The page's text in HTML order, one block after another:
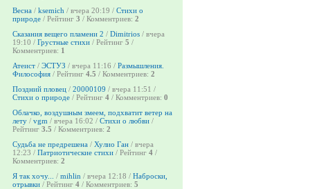
Весна / ksemich / вчера 20:19 / Стихи о
природе / Рейтинг 3 / Комментриев: 2
Сказания вещего пламени 2 / Dimitrios / вчера
19:10 / Грустные стихи / Рейтинг 5 /
Комментриев: 1
Атеист / ЭСТУЗ / вчера 11:16 / Размышления.
Философия / Рейтинг 4.5 / Комментриев: 2
Поздний пловец / 20000109 / вчера 11:51 /
Стихи о природе / Рейтинг 4 / Комментриев: 0
Облачко, воздушным змеем, подхватит ветер на
лету / vgm / вчера 16:02 / Стихи о любви /
Рейтинг 3.5 / Комментриев: 2
Судьба не предрешена / Хулио Ган / вчера
12:23 / Патриотические стихи / Рейтинг 4 /
Комментриев: 2
Я так хочу...
/ mihlin / вчера 12:18 / Наброски,
отрывки / Рейтинг 4 / Комментриев: 5